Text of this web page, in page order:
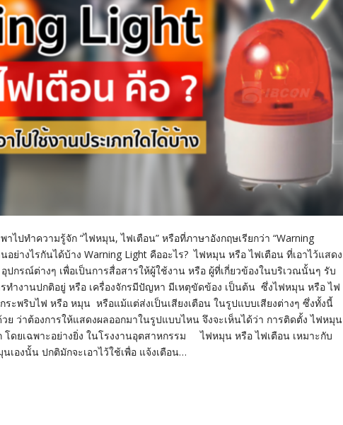
ปทำความรู้จัก “ไฟหมุน, ไฟเตือน” หรือที่ภาษาอังกฤษเรียกว่า “Warning
อย่างไรกันได้บ้าง Warning Light คืออะไร? ไฟหมุน หรือ ไฟเตือน ที่เอาไว้แสดง
ปกรณ์ต่างๆ เพื่อเป็นการสื่อสารให้ผู้ใช้งาน หรือ ผู้ที่เกี่ยวข้องในบริเวณนั้นๆ รับ
ทำงานปกติอยู่ หรือ เครื่องจักรมีปัญหา มีเหตุขัดข้อง เป็นต้น ซึ่งไฟหมุน หรือ ไฟ
ะพริบไฟ หรือ หมุน หรือแม้แต่ส่งเป็นเสียงเตือน ในรูปแบบเสียงต่างๆ ซึ่งทั้งนี้
ว่าต้องการให้แสดงผลออกมาในรูปแบบไหน จึงจะเห็นได้ว่า การติดตั้ง ไฟหมุน
โดยเฉพาะอย่างยิ่ง ในโรงงานอุตสาหกรรม ไฟหมุน หรือ ไฟเตือน เหมาะกับ
เองนั้น ปกติมักจะเอาไว้ใช้เพื่อ แจ้งเตือน…